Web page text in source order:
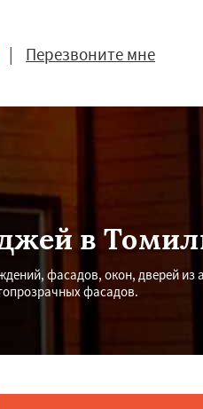
| Перезвоните мне
в
фасадов, окон, дверей
фасадов.